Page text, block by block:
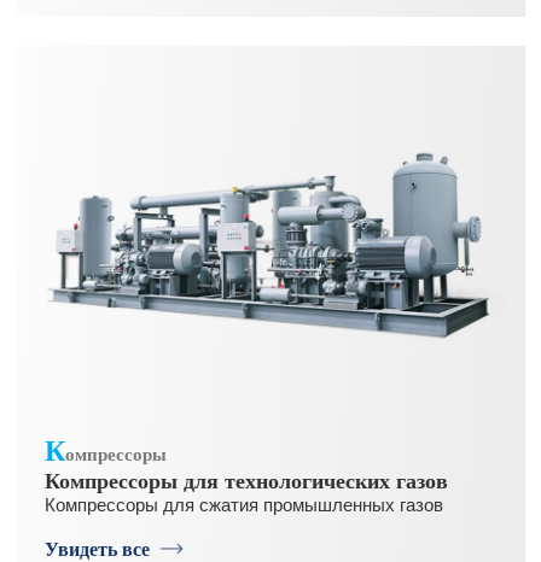
Компрессоры
Компрессоры для технологических газов
Компрессоры для сжатия промышленных газов
Увидеть все